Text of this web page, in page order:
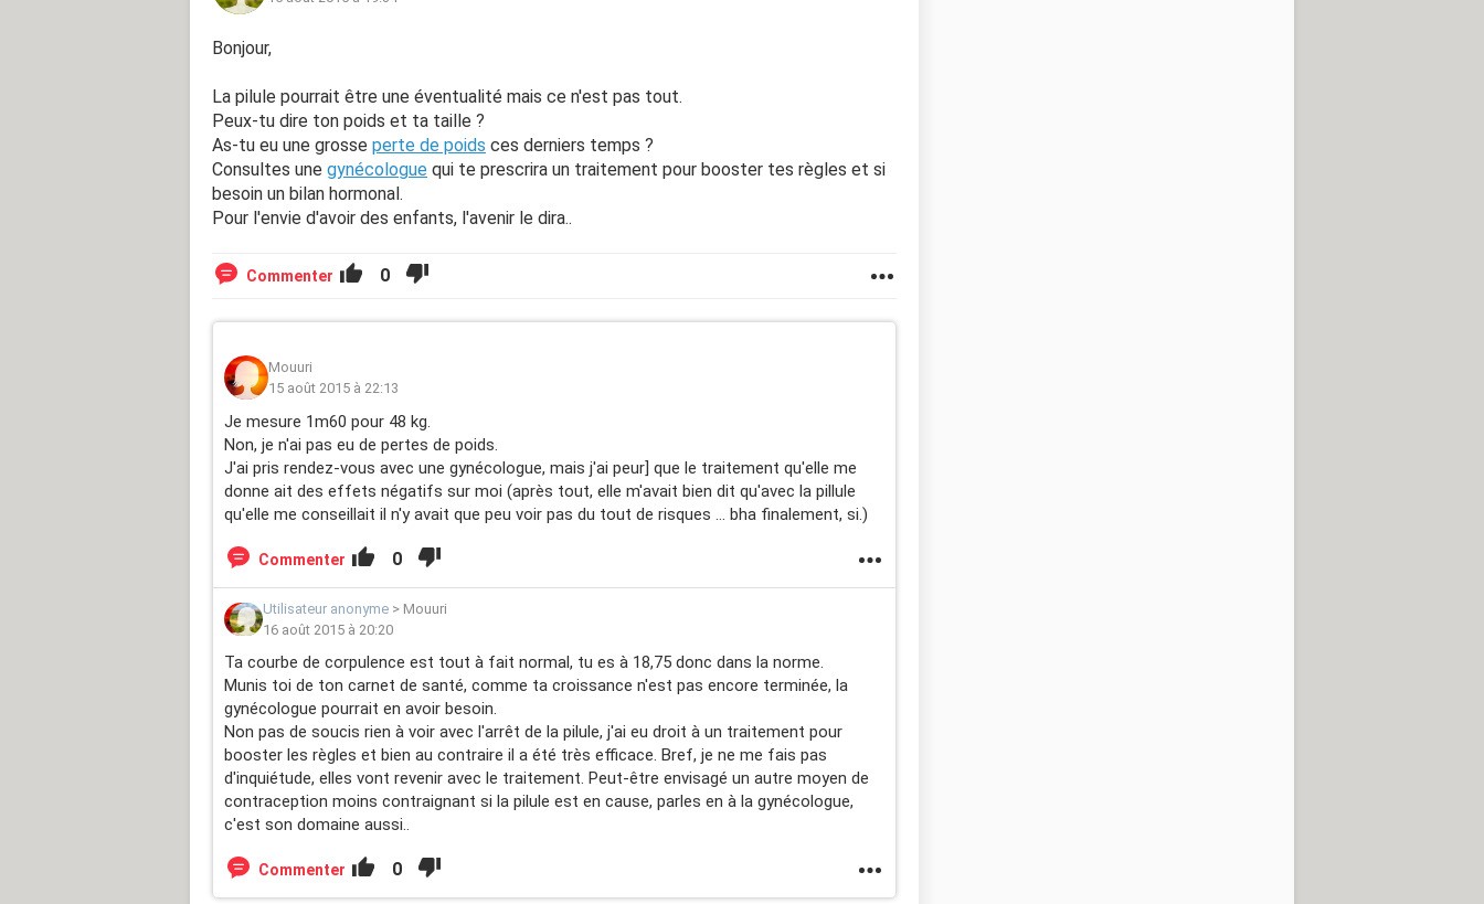
Bonjour,
La pilule pourrait être une éventualité mais ce n'est pas tout.
Peux-tu dire ton poids et ta taille ?
As-tu eu une grosse perte de poids ces derniers temps ?
Consultes une gynécologue qui te prescrira un traitement pour booster tes règles et si
besoin un bilan hormonal.
Pour l'envie d'avoir des enfants, l'avenir le dira..
Commenter 0
Mouuri
15 août 2015 à 22:13
Je mesure 1m60 pour 48 kg.
Non, je n'ai pas eu de pertes de poids.
J'ai pris rendez-vous avec une gynécologue, mais j'ai peur] que le traitement qu'elle me
donne ait des effets négatifs sur moi (après tout, elle m'avait bien dit qu'avec la pillule
qu'elle me conseillait il n'y avait que peu voir pas du tout de risques ... bha finalement, si.)
Commenter 0
Utilisateur anonyme > Mouuri
16 août 2015 à 20:20
Ta courbe de corpulence est tout à fait normal, tu es à 18,75 donc dans la norme.
Munis toi de ton carnet de santé, comme ta croissance n'est pas encore terminée, la
gynécologue pourrait en avoir besoin.
Non pas de soucis rien à voir avec l'arrêt de la pilule, j'ai eu droit à un traitement pour
booster les règles et bien au contraire il a été très efficace. Bref, je ne me fais pas
d'inquiétude, elles vont revenir avec le traitement. Peut-être envisagé un autre moyen de
contraception moins contraignant si la pilule est en cause, parles en à la gynécologue,
c'est son domaine aussi..
Commenter 0